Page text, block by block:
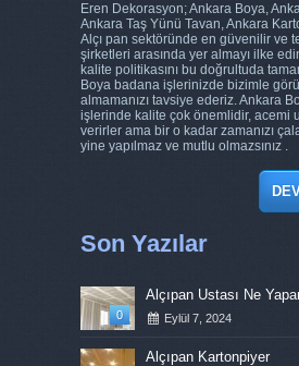
Eren Dekorasyon; Ankara Boya,
Ankara Taş Yünü Tavan, Ankara
Alçı pan sektöründe en güvenilir ve
şirketleri arasında yer almayı ilke
kalite politikasını bu doğrultuda
Boya badana işlerinizde bizimle
almamanızı tavsiye ederiz. Ankara
işlerinde kalite çok önemlidir, acemi
verirler ama bir o kadar zamanızı
yine yapılmaz ve mutlu olmazsınız .
Son Yazılar
0
Alçıpan Ustası Ne
Eylül 7, 2024
Alçıpan Kartonpiyer